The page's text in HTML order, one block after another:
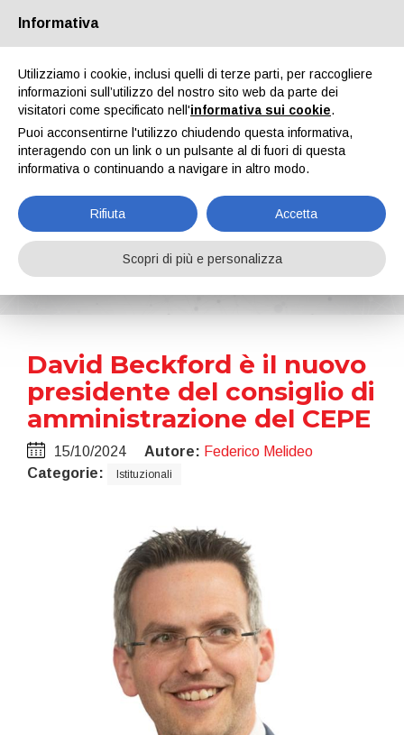
Chi siamo Partners Contatti Area riservata
News
Home Notizie David Beckford è il nuovo presidente del consiglio di amministrazione del CEPE
David Beckford è il nuovo
presidente del consiglio di
amministrazione del CEPE
15/10/2024 Autore: Federico Melideo
Categorie:
Istituzionali
Informativa
Utilizziamo i cookie, inclusi quelli di terze parti, per raccogliere
informazioni sull’utilizzo del nostro sito web da parte dei
visitatori come specificato nell'informativa sui cookie.
Puoi acconsentirne l'utilizzo chiudendo questa informativa,
interagendo con un link o un pulsante al di fuori di questa
informativa o continuando a navigare in altro modo.
Rifiuta Accetta
Scopri di più e personalizza